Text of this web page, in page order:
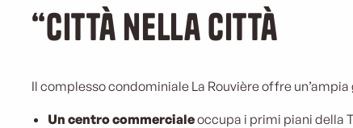
“città nella città
Il complesso condominiale La Rouvière offre
Un centro commercialeoccupa i primi piani della